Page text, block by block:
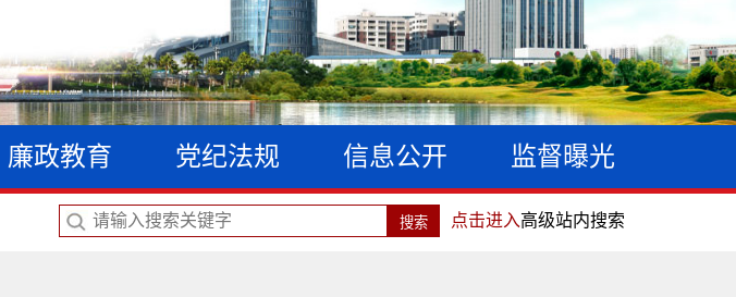
廉政教育 党纪法规 信息公开 监督曝光
点击进入高级站内搜索